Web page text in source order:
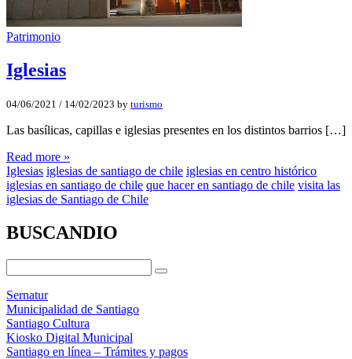
Patrimonio
Iglesias
04/06/2021 / 14/02/2023 by turismo
Las basílicas, capillas e iglesias presentes en los distintos barrios […]
Read more »
Iglesias iglesias de santiago de chile iglesias en centro histórico
iglesias en santiago de chile que hacer en santiago de chile visita las
iglesias de Santiago de Chile
BUSCANDIO
Sernatur
Municipalidad de Santiago
Santiago Cultura
Kiosko Digital Municipal
Santiago en línea – Trámites y pagos